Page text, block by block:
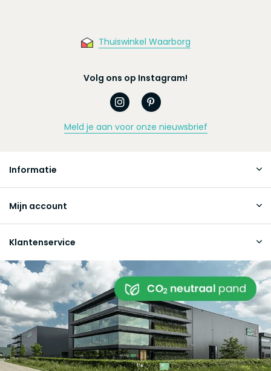
Thuiswinkel Waarborg
Volg ons op Instagram!
Meld je aan voor onze nieuwsbrief
Informatie
Mijn account
Klantenservice